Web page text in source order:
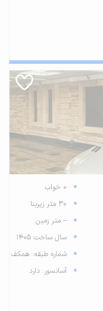
0 خواب
30 متر زیربنا
-- متر زمین
سال ساخت 1405
شماره طبقه: همکف
آسانسور: دارد